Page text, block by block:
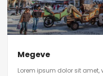
Megeve
Lorem ipsum dolor sit